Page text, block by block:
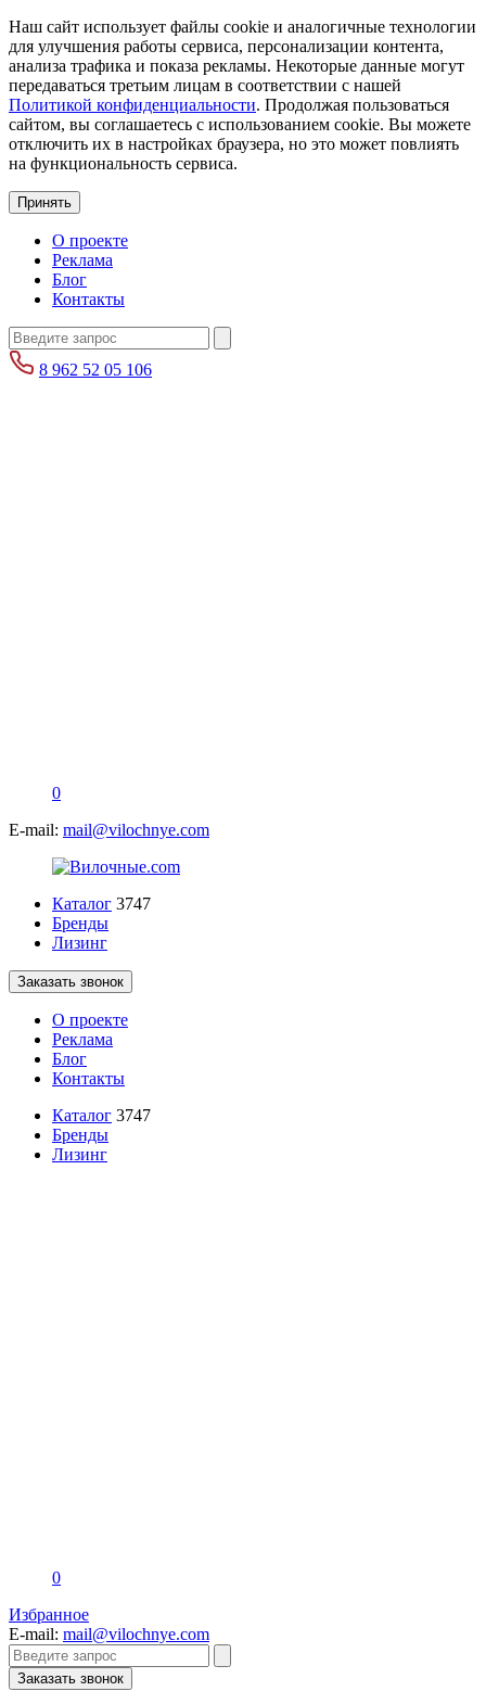
Наш сайт использует файлы cookie и аналогичные технологии
для улучшения работы сервиса, персонализации контента,
анализа трафика и показа рекламы. Некоторые данные могут
передаваться третьим лицам в соответствии с нашей
Политикой конфиденциальности. Продолжая пользоваться
сайтом, вы соглашаетесь с использованием cookie. Вы можете
отключить их в настройках браузера, но это может повлиять
на функциональность сервиса.
Принять
О проекте
Реклама
Блог
Контакты
8 962 52 05 106
0
E-mail: mail@vilochnye.com
Каталог 3747
Бренды
Лизинг
Заказать звонок
О проекте
Реклама
Блог
Контакты
Каталог 3747
Бренды
Лизинг
0
Избранное
E-mail: mail@vilochnye.com
Заказать звонок